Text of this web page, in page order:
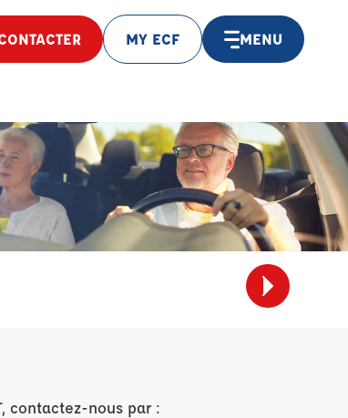
MY ECF MENU
contactez-nous par :